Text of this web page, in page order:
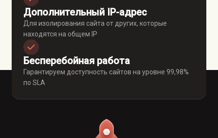
Дополнительный IP-адрес
Для изолирования сайта от других, которые
находятся на общем IP
Бесперебойная работа
Гарантируем доступность сайтов на уровне 99,98%
по SLA